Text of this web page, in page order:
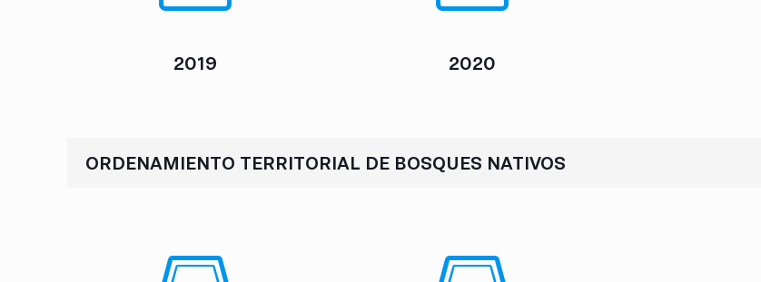
2019 2020
ORDENAMIENTO TERRITORIAL DE BOSQUES NATIVOS